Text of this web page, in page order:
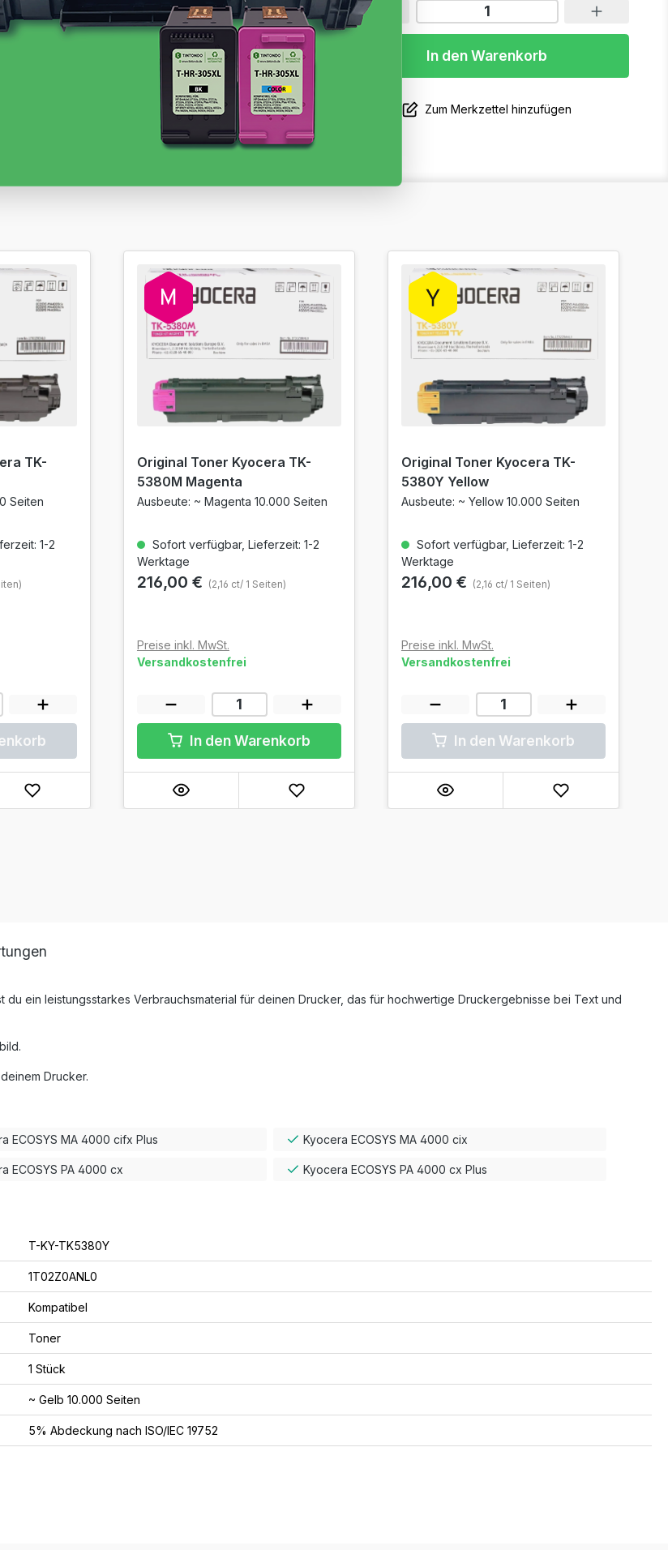
Sofort verfügbar, Lieferzeit: 1-2 Werktage
Sofort verfügbar, Lieferzeit: 1-2 Werktage
Sofort verfügbar, Lieferzeit: 1-2 Werktage
Weitere Variationen anzeigen
In den Warenkorb
Zum Merkzettel hinzufügen
TK-
Seiten
1-2
Original Toner Kyocera TK-
5380M Magenta
Ausbeute: ~ Magenta 10.000 Seiten
Sofort verfügbar, Lieferzeit: 1-2
Werktage
216,00 € (2,16 ct/ 1 Seiten)
Preise inkl. MwSt.
Versandkostenfrei
In den Warenkorb
Original Toner Kyocera TK-
5380Y Yellow
Ausbeute: ~ Yellow 10.000 Seiten
Sofort verfügbar, Lieferzeit: 1-2
Werktage
216,00 € (2,16 ct/ 1 Seiten)
Preise inkl. MwSt.
Versandkostenfrei
In den Warenkorb
du ein leistungsstarkes Verbrauchsmaterial für deinen Drucker, das für hochwertige Druckergebnisse bei Text und
Drucker.
ECOSYS MA 4000 cifx Plus Kyocera ECOSYS MA 4000 cix
ECOSYS PA 4000 cx Kyocera ECOSYS PA 4000 cx Plus
T-KY-TK5380Y
1T02Z0ANL0
Kompatibel
Toner
1 Stück
~ Gelb 10.000 Seiten
5% Abdeckung nach ISO/IEC 19752